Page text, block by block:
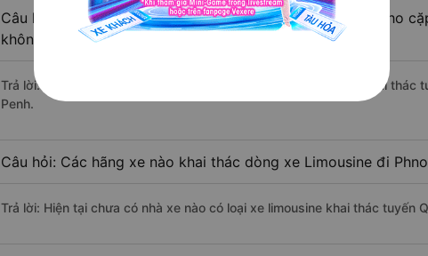
Câu hỏi: Có loại xe Quận 3 - Sài Gòn Phnom Penh dành cho
không?
Trả lời: Hiện tại chưa có nhà xe nào có loại xe giường nằm đôi khai thác
Penh.
Câu hỏi: Các hãng xe nào khai thác dòng xe Limousine đi
Trả lời: Hiện tại chưa có nhà xe nào có loại xe limousine khai thác tuyến